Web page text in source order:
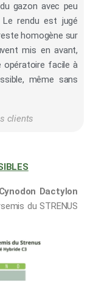
gazon avec peu
Le rendu est jugé
homogène sur
mis en avant,
facile à
même sans
clients
Dactylon
du STRENUS